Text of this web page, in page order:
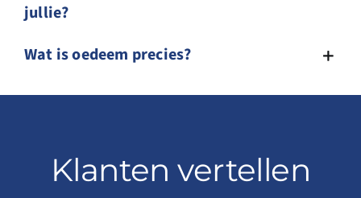
jullie?
Wat is oedeem precies?
Klanten vertellen